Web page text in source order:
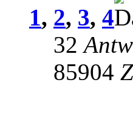
1, 2, 3, 4
32
85904